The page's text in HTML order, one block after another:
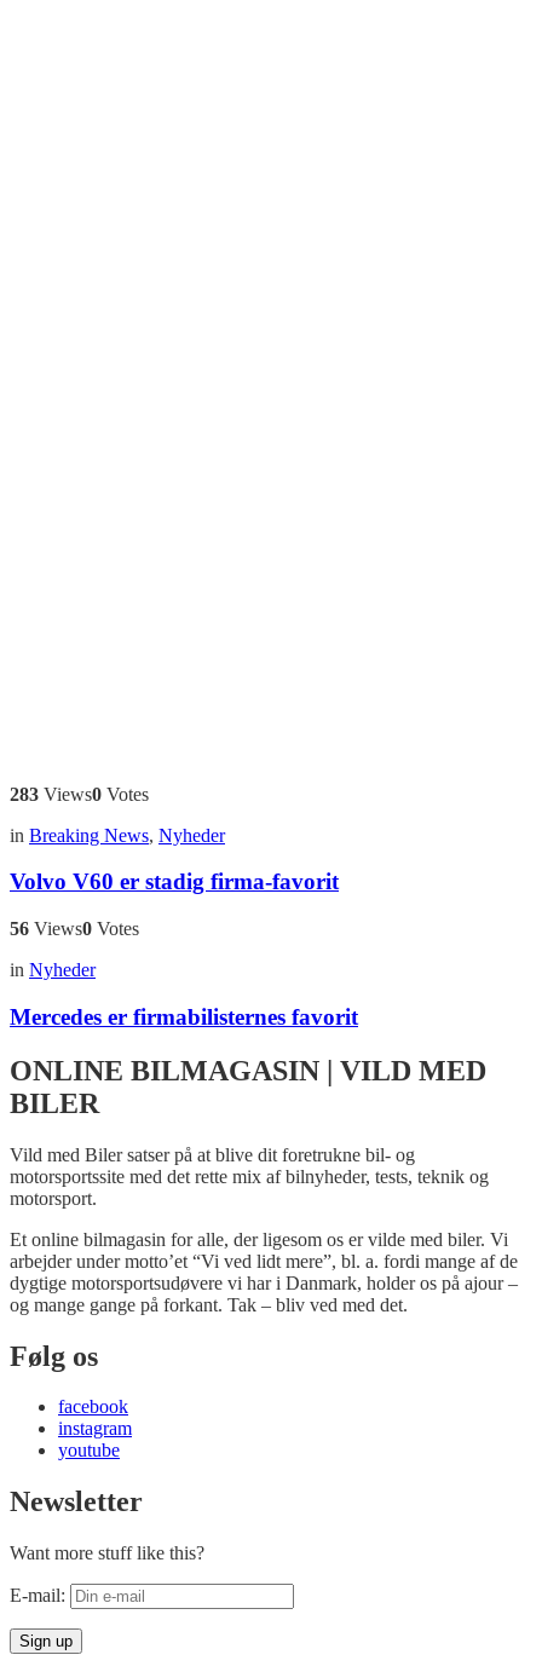
283 Views0 Votes
in Breaking News, Nyheder
Volvo V60 er stadig firma-favorit
56 Views0 Votes
in Nyheder
Mercedes er firmabilisternes favorit
ONLINE BILMAGASIN | VILD MED
BILER
Vild med Biler satser på at blive dit foretrukne bil- og
motorsportssite med det rette mix af bilnyheder, tests, teknik og
motorsport.
Et online bilmagasin for alle, der ligesom os er vilde med biler. Vi
arbejder under motto’et “Vi ved lidt mere”, bl. a. fordi mange af de
dygtige motorsportsudøvere vi har i Danmark, holder os på ajour –
og mange gange på forkant. Tak – bliv ved med det.
Følg os
facebook
instagram
youtube
Newsletter
Want more stuff like this?
E-mail: